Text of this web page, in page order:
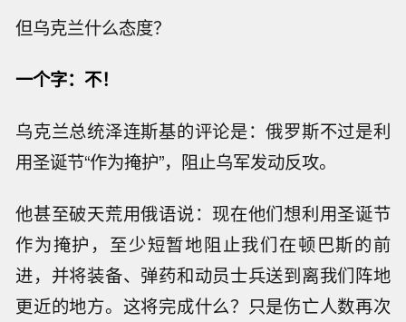
但乌克兰什么态度？
一个字：不！
乌克兰总统泽连斯基的评论是：俄罗斯不过是利
用圣诞节“作为掩护”，阻止乌军发动反攻。
他甚至破天荒用俄语说：现在他们想利用圣诞节
作为掩护，至少短暂地阻止我们在顿巴斯的前
进，并将装备、弹药和动员士兵送到离我们阵地
更近的地方。这将完成什么？只是伤亡人数再次